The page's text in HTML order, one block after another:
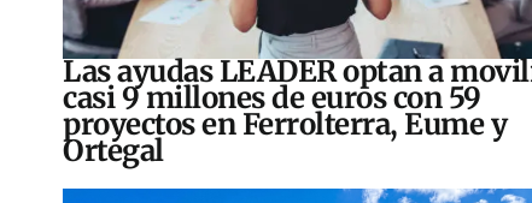
Las ayudas LEADER optan a
casi 9 millones de euros con 59
proyectos en Ferrolterra, Eume y
Ortegal